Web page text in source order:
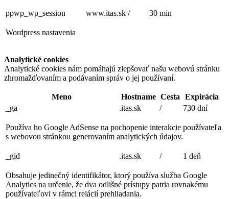
ppwp_wp_session www.itas.sk / 30 min
Wordpress nastavenia
Analytické cookies
Analytické cookies nám pomáhajú zlepšovať našu webovú stránku
zhromažďovaním a podávaním správ o jej používaní.
Meno Hostname Cesta
Expirácia
_ga
.itas.sk / 730 dní
Používa ho Google AdSense na pochopenie interakcie používateľa
s webovou stránkou generovaním analytických údajov.
_gid .itas.sk / 1 deň
Obsahuje jedinečný identifikátor, ktorý používa služba Google
Analytics na určenie, že dva odlišné prístupy patria rovnakému
používateľovi v rámci relácií prehliadania.